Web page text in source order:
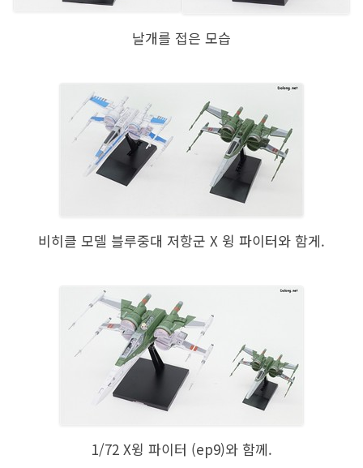
날개를 접은 모습
비히클 모델 블루중대 저항군 X 윙 파이터와 함게.
1/72 X윙 파이터 (ep9)와 함께.